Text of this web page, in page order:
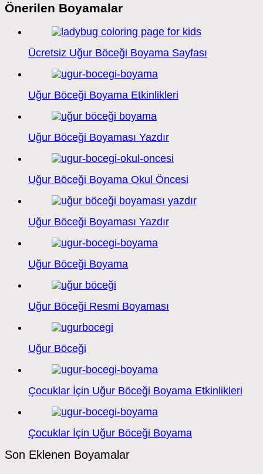
Önerilen Boyamalar
Ücretsiz Uğur Böceği Boyama Sayfası
Uğur Böceği Boyama Etkinlikleri
Uğur Böceği Boyaması Yazdır
Uğur Böceği Boyama Okul Öncesi
Uğur Böceği Boyaması Yazdır
Uğur Böceği Boyama
Uğur Böceği Resmi Boyaması
Uğur Böceği
Çocuklar İçin Uğur Böceği Boyama Etkinlikleri
Çocuklar İçin Uğur Böceği Boyama
Son Eklenen Boyamalar